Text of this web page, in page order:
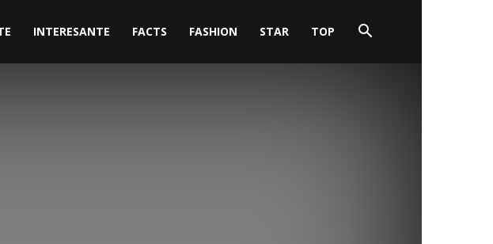
INTERESANTE FACTS FASHION STAR TOP